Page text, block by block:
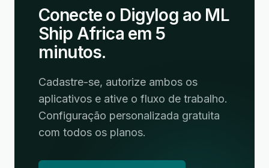
Conecte o Digylog ao ML
Ship Africa em 5
minutos.
Cadastre-se, autorize ambos os
aplicativos e ative o fluxo de trabalho.
Configuração personalizada gratuita
com todos os planos.